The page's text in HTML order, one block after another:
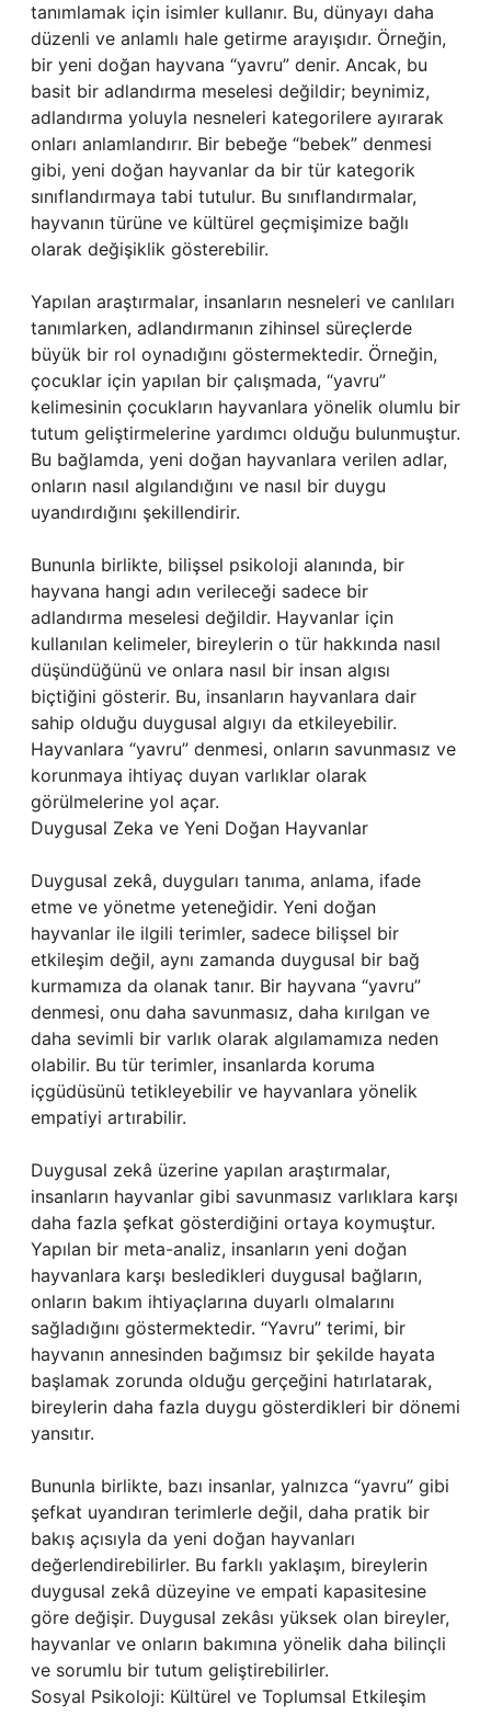
tanımlamak için isimler kullanır. Bu, dünyayı daha
düzenli ve anlamlı hale getirme arayışıdır. Örneğin,
bir yeni doğan hayvana “yavru” denir. Ancak, bu
basit bir adlandırma meselesi değildir; beynimiz,
adlandırma yoluyla nesneleri kategorilere ayırarak
onları anlamlandırır. Bir bebeğe “bebek” denmesi
gibi, yeni doğan hayvanlar da bir tür kategorik
sınıflandırmaya tabi tutulur. Bu sınıflandırmalar,
hayvanın türüne ve kültürel geçmişimize bağlı
olarak değişiklik gösterebilir.
Yapılan araştırmalar, insanların nesneleri ve canlıları
tanımlarken, adlandırmanın zihinsel süreçlerde
büyük bir rol oynadığını göstermektedir. Örneğin,
çocuklar için yapılan bir çalışmada, “yavru”
kelimesinin çocukların hayvanlara yönelik olumlu bir
tutum geliştirmelerine yardımcı olduğu bulunmuştur.
Bu bağlamda, yeni doğan hayvanlara verilen adlar,
onların nasıl algılandığını ve nasıl bir duygu
uyandırdığını şekillendirir.
Bununla birlikte, bilişsel psikoloji alanında, bir
hayvana hangi adın verileceği sadece bir
adlandırma meselesi değildir. Hayvanlar için
kullanılan kelimeler, bireylerin o tür hakkında nasıl
düşündüğünü ve onlara nasıl bir insan algısı
biçtiğini gösterir. Bu, insanların hayvanlara dair
sahip olduğu duygusal algıyı da etkileyebilir.
Hayvanlara “yavru” denmesi, onların savunmasız ve
korunmaya ihtiyaç duyan varlıklar olarak
görülmelerine yol açar.
Duygusal Zeka ve Yeni Doğan Hayvanlar
Duygusal zekâ, duyguları tanıma, anlama, ifade
etme ve yönetme yeteneğidir. Yeni doğan
hayvanlar ile ilgili terimler, sadece bilişsel bir
etkileşim değil, aynı zamanda duygusal bir bağ
kurmamıza da olanak tanır. Bir hayvana “yavru”
denmesi, onu daha savunmasız, daha kırılgan ve
daha sevimli bir varlık olarak algılamamıza neden
olabilir. Bu tür terimler, insanlarda koruma
içgüdüsünü tetikleyebilir ve hayvanlara yönelik
empatiyi artırabilir.
Duygusal zekâ üzerine yapılan araştırmalar,
insanların hayvanlar gibi savunmasız varlıklara karşı
daha fazla şefkat gösterdiğini ortaya koymuştur.
Yapılan bir meta-analiz, insanların yeni doğan
hayvanlara karşı besledikleri duygusal bağların,
onların bakım ihtiyaçlarına duyarlı olmalarını
sağladığını göstermektedir. “Yavru” terimi, bir
hayvanın annesinden bağımsız bir şekilde hayata
başlamak zorunda olduğu gerçeğini hatırlatarak,
bireylerin daha fazla duygu gösterdikleri bir dönemi
yansıtır.
Bununla birlikte, bazı insanlar, yalnızca “yavru” gibi
şefkat uyandıran terimlerle değil, daha pratik bir
bakış açısıyla da yeni doğan hayvanları
değerlendirebilirler. Bu farklı yaklaşım, bireylerin
duygusal zekâ düzeyine ve empati kapasitesine
göre değişir. Duygusal zekâsı yüksek olan bireyler,
hayvanlar ve onların bakımına yönelik daha bilinçli
ve sorumlu bir tutum geliştirebilirler.
Sosyal Psikoloji: Kültürel ve Toplumsal Etkileşim